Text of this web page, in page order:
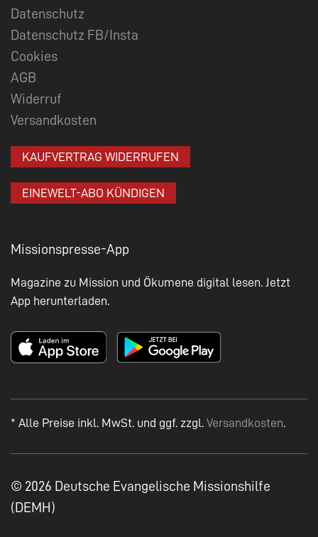
Datenschutz
Datenschutz FB/Insta
Cookies
AGB
Widerruf
Versandkosten
KAUFVERTRAG WIDERRUFEN
EINEWELT-ABO KÜNDIGEN
Missionspresse-App
Magazine zu Mission und Ökumene digital lesen. Jetzt
App herunterladen.
* Alle Preise inkl. MwSt. und ggf. zzgl. Versandkosten.
© 2026 Deutsche Evangelische Missionshilfe
(DEMH)